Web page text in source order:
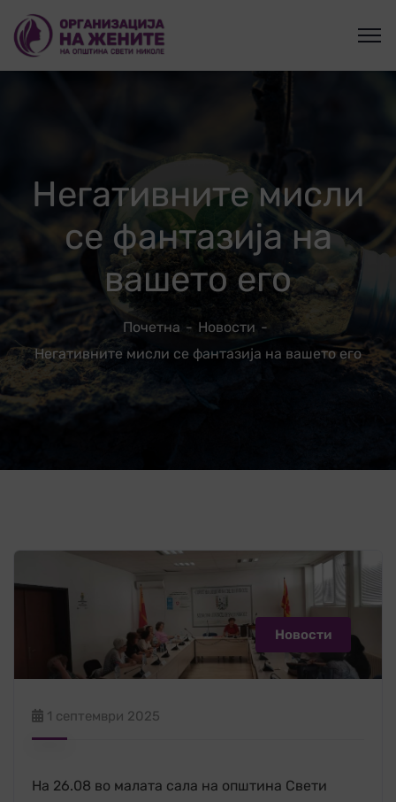
Негативните мисли
се фантазија на
вашето его
Почетна
Новости
Негативните мисли се фантазија на вашето его
Новости
1 септември 2025
На 26.08 во малата сала на општина Свети